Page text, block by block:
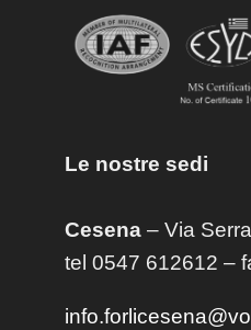
Le nostre sedi
Cesena– Via
tel 0547 612612 –